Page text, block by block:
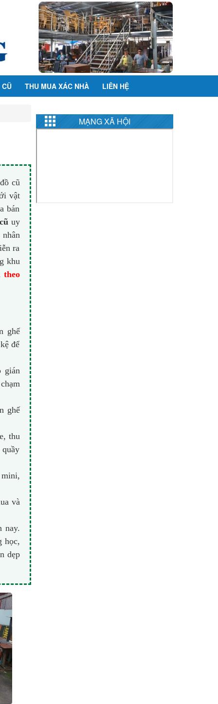
THU MUA XÁC NHÀ LIÊN HỆ
MẠNG XÃ HỘI
cũ
vật
bán
uy
ra
khu
theo
ghế
để
gián
ghế
thu
và
nay.
học,
dẹp